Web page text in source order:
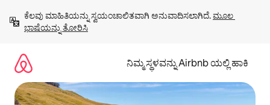
ಹೋಗಿ
ಕೆಲವು ಮಾಹಿತಿಯನ್ನು ಸ್ವಯಂಚಾಲಿತವಾಗಿ ಅನುವಾದಿಸಲಾಗಿದೆ. ಮೂಲ
ಭಾಷೆಯನ್ನು ತೋರಿಸಿ
ನಿಮ್ಮ ಸ್ಥಳವನ್ನು Airbnb ಯಲ್ಲಿ ಹಾಕಿ